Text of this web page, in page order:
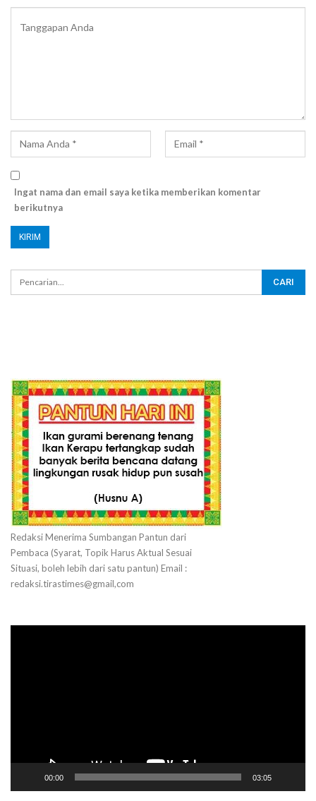
Ingat nama dan email saya ketika memberikan komentar
berikutnya
Redaksi Menerima Sumbangan Pantun dari
Pembaca (Syarat, Topik Harus Aktual Sesuai
Situasi, boleh lebih dari satu pantun) Email :
redaksi.tirastimes@gmail,com
00:00 03:05